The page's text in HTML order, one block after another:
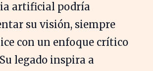
artificial podría
su visión, siempre
con un enfoque crítico
legado inspira a